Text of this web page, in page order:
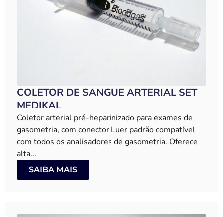
COLETOR DE SANGUE ARTERIAL SET
MEDIKAL
Coletor arterial pré-heparinizado para exames de
gasometria, com conector Luer padrão compatível
com todos os analisadores de gasometria. Oferece
alta...
SAIBA MAIS